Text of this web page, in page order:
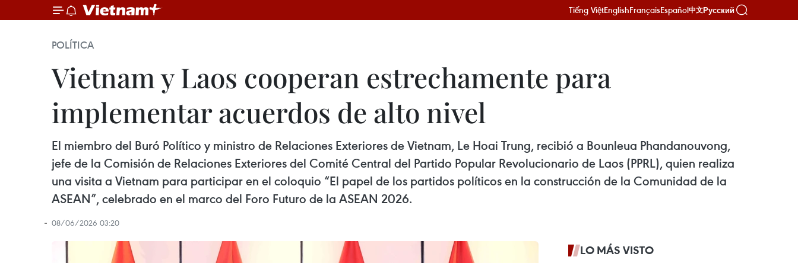
Tiếng ViệtEnglishFrançaisEspañol中文Русский
POLÍTICA
Vietnam y Laos cooperan estrechamente para
implementar acuerdos de alto nivel
El miembro del Buró Político y ministro de Relaciones Exteriores de Vietnam, Le Hoai Trung, recibió a Bounleua Phandanouvong,
jefe de la Comisión de Relaciones Exteriores del Comité Central del Partido Popular Revolucionario de Laos (PPRL), quien realiza
una visita a Vietnam para participar en el coloquio “El papel de los partidos políticos en la construcción de la Comunidad de la
ASEAN”, celebrado en el marco del Foro Futuro de la ASEAN 2026.
08/06/2026 03:20
LO MÁS VISTO